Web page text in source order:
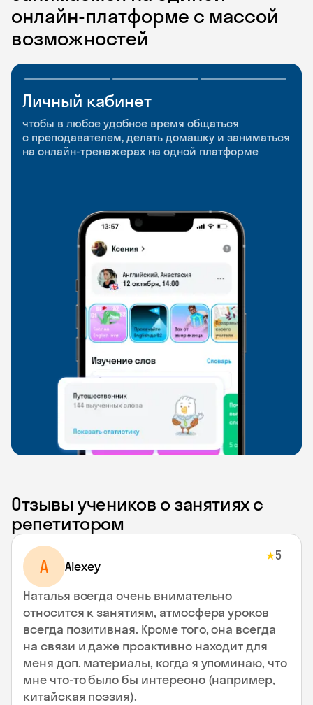
онлайн-платформе с массой
возможностей
Личный кабинет
чтобы в любое удобное время общаться
с преподавателем, делать домашку и заниматься
на онлайн-тренажерах на одной платформе
Мобильное
приложение
чтобы заниматься и изучать новые слова где
и когда удобно
Разговорные клубы
и Talks
Групповые занятия для разговорной практики
и индивидуальные встречи с преподавателями
Отзывы учеников о занятиях с
репетитором
A Alexey
★5
Наталья всегда очень внимательно
относится к занятиям, атмосфера уроков
всегда позитивная. Кроме того, она всегда
на связи и даже проактивно находит для
меня доп. материалы, когда я упоминаю, что
мне что-то было бы интересно (например,
китайская поэзия).